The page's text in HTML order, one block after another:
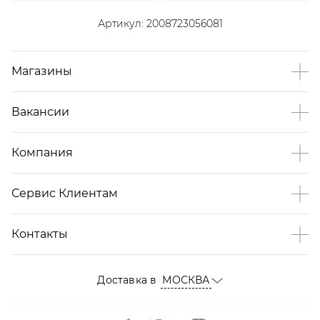
Артикул: 2008723056081
Магазины
Вакансии
Компания
Сервис Клиентам
Контакты
Доставка в МОСКВА